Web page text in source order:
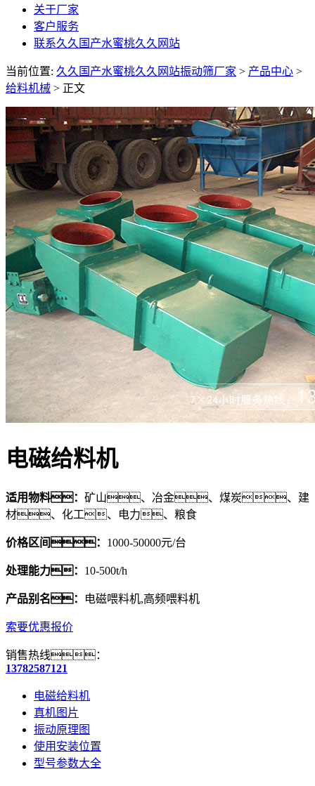
关于厂家
客户服务
联系久久国产水蜜桃久久网站
当前位置: 久久国产水蜜桃久久网站振动筛厂家 > 产品中心 >
给料机械 > 正文
电磁给料机
适用物料： 矿山、冶金、煤炭、建
材、化工、电力、粮食
价格区间： 1000-50000元/台
处理能力： 10-500t/h
产品别名： 电磁喂料机,高频喂料机
索要优惠报价
销售热线：
13782587121
电磁给料机
真机图片
振动原理图
使用安装位置
型号参数大全